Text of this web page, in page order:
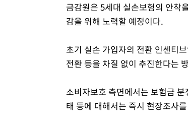
금감원은 5세대 실손보험의 안착
감을 위해 노력할 예정이다.
초기 실손 가입자의 전환 인센티
전환 등을 차질 없이 추진한다는
소비자보호 측면에서는 보험금
태 등에 대해서는 즉시 현장조사